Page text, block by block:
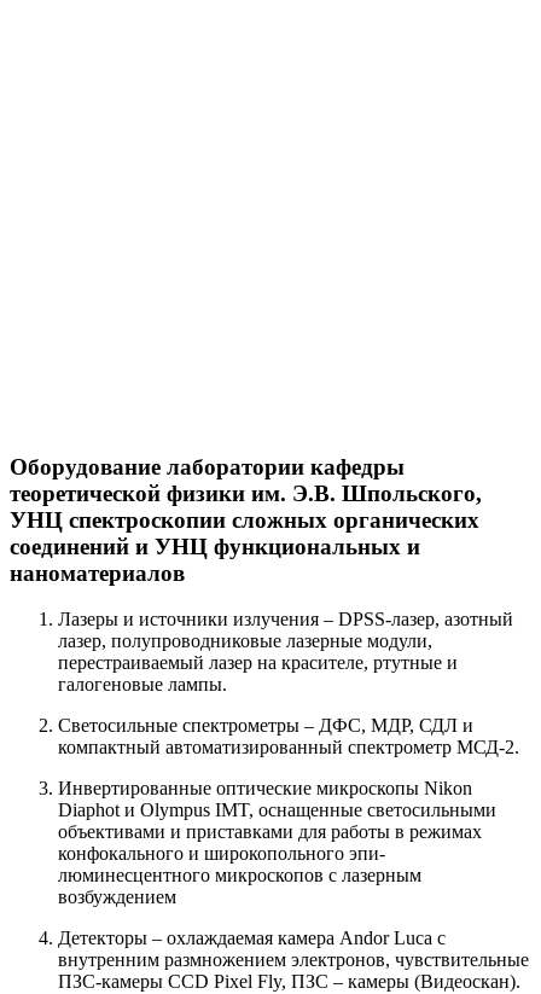
Оборудование лаборатории кафедры
теоретической физики им. Э.В. Шпольского,
УНЦ спектроскопии сложных органических
соединений и УНЦ функциональных и
наноматериалов
Лазеры и источники излучения – DPSS-лазер, азотный
лазер, полупроводниковые лазерные модули,
перестраиваемый лазер на красителе, ртутные и
галогеновые лампы.
Светосильные спектрометры – ДФС, МДР, СДЛ и
компактный автоматизированный спектрометр МСД-2.
Инвертированные оптические микроскопы Nikon
Diaphot и Olympus IMT, оснащенные светосильными
объективами и приставками для работы в режимах
конфокального и широкопольного эпи-
люминесцентного микроскопов с лазерным
возбуждением
Детекторы – охлаждаемая камера Andor Luca с
внутренним размножением электронов, чувствительные
ПЗС-камеры CCD Pixel Fly, ПЗС – камеры (Видеоскан).